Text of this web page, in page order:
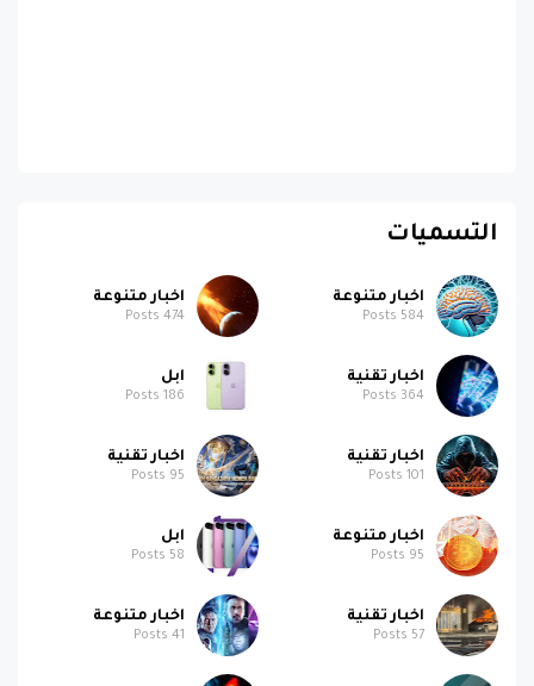
التسميات
اخبار متنوعة
584
اخبار متنوعة
474
اخبار تقنية
364
ابل
186
اخبار تقنية
101
اخبار تقنية
95
اخبار متنوعة
95
ابل
58
اخبار تقنية
57
اخبار متنوعة
41